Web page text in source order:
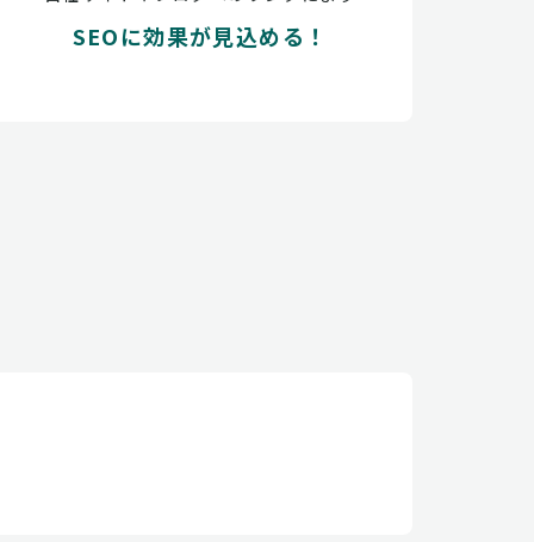
SEOに効果が見込める！